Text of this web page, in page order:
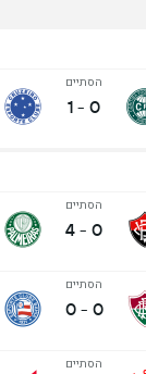
הסתיים
0
-
1
הסתיים
0
-
4
הסתיים
0
-
0
הסתיים